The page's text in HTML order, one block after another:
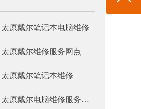
太原戴尔笔记本电脑维修
太原戴尔维修服务网点
太原戴尔笔记本维修
太原戴尔电脑维修服务网点